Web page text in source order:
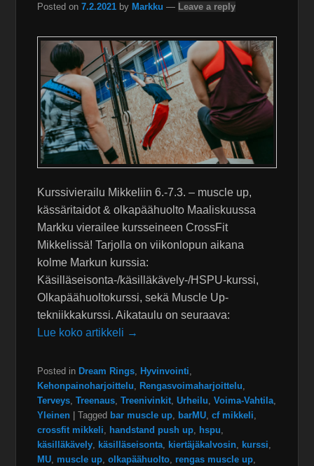
Posted on7.2.2021 by Markku — Leave a reply
Kurssivierailu Mikkeliin 6.-7.3. – muscle up,
kässäritaidot & olkapäähuolto Maaliskuussa
Markku vierailee kursseineen CrossFit
Mikkelissä! Tarjolla on viikonlopun aikana
kolme Markun kurssia:
Käsilläseisonta-/käsilläkävely-/HSPU-kurssi,
Olkapäähuoltokurssi, sekä Muscle Up-
tekniikkakurssi. Aikataulu on seuraava:
Lue koko artikkeli →
Posted in Dream Rings, Hyvinvointi,
Kehonpainoharjoittelu, Rengasvoimaharjoittelu,
Terveys,Treenaus,Treenivinkit,Urheilu,Voima-Vahtila,
Yleinen
|Tagged bar muscle up, barMU,cf mikkeli,
crossfit mikkeli, handstand push up, hspu,
käsilläkävely, käsilläseisonta, kiertäjäkalvosin, kurssi,
MU, muscle up,olkapäähuolto, rengas muscle up,